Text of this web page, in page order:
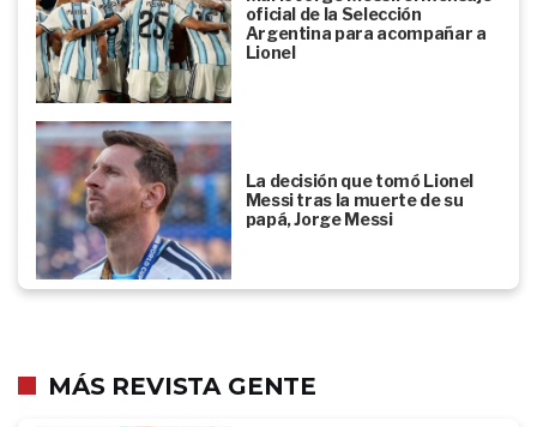
oficial de la Selección
Argentina para acompañar a
Lionel
La decisión que tomó Lionel
Messi tras la muerte de su
papá, Jorge Messi
MÁS REVISTA GENTE